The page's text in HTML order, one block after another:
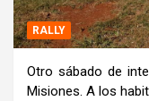
RALLY
Otro sábado de
Misiones. A los